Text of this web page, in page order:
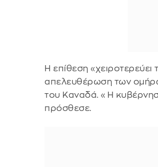
Η επίθεση «χειροτερεύει
απελευθέρωση των
του Καναδά. «Η
πρόσθεσε.